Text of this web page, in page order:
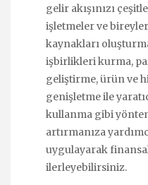
gelir akışınızı
işletmeler ve
kaynakları
işbirlikleri kurma,
geliştirme, ürün ve
genişletme ile
kullanma gibi
artırmanıza
uygulayarak
ilerleyebilirsiniz.